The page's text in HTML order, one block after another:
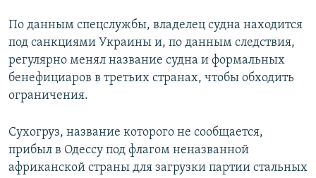
По данным спецслужбы, владелец судна находится
под санкциями Украины и, по данным следствия,
регулярно менял название судна и формальных
бенефициаров в третьих странах, чтобы обходить
ограничения.
Сухогруз, название которого не сообщается,
прибыл в Одессу под флагом неназванной
африканской страны для загрузки партии стальных